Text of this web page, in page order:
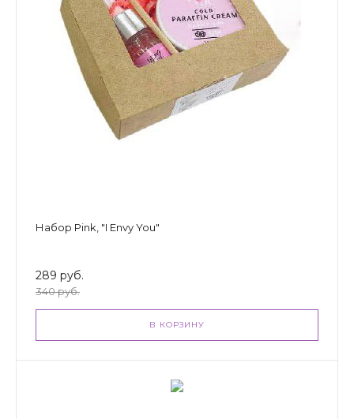
Набор Pink, "I Envy You"
289 руб.
340 руб.
В КОРЗИНУ